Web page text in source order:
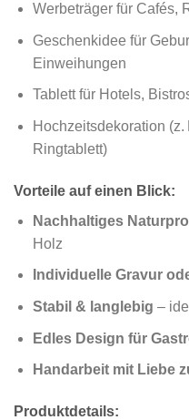
Werbeträger für Cafés,
Geschenkidee für
Einweihungen
Tablett für Hotels,
Hochzeitsdekoration (z.
Ringtablett)
Vorteile auf einen Blick:
Nachhaltiges
Holz
Individuelle Gravur
Stabil & langlebig –
Edles Design für
Handarbeit mit Liebe
Produktdetails: